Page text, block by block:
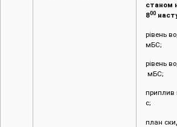
станом
800
мБС;
мБС;
с;
план